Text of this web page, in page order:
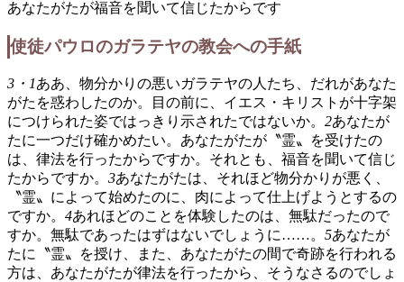
あなたがたが福音を聞いて信じたからです
使徒パウロのガラテヤの教会への手紙
3・1ああ、物分かりの悪いガラテヤの人たち、だれがあなた
がたを惑わしたのか。目の前に、イエス・キリストが十字架
につけられた姿ではっきり示されたではないか。 2あなたが
たに一つだけ確かめたい。あなたがたが〝霊〟を受けたの
は、律法を行ったからですか。それとも、福音を聞いて信じ
たからですか。 3あなたがたは、それほど物分かりが悪く、
〝霊〟によって始めたのに、肉によって仕上げようとするの
ですか。 4あれほどのことを体験したのは、無駄だったので
すか。無駄であったはずはないでしょうに……。 5あなたが
たに〝霊〟を授け、また、あなたがたの間で奇跡を行われる
方は、あなたがたが律法を行ったから、そうなさるのでしょ